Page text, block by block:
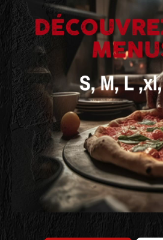
ACCUEIL
LA CARTE
VOTRE COMPTE
NOTRE RESTAURANT
VOS AVIS
MENTIONS LÉGALES
C.G.V